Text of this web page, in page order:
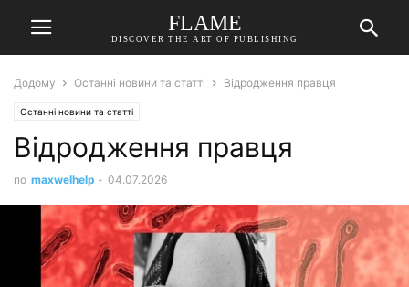
FLAME
DISCOVER THE ART OF PUBLISHING
Додому Останні новини та статті Відродження правця
Останні новини та статті
Відродження правця
по maxwelhelp - 04.07.2026